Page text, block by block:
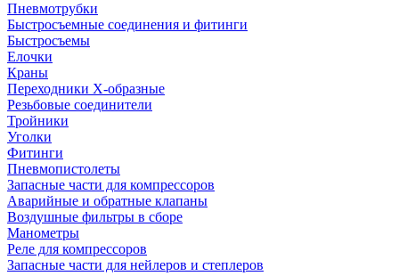
Пневмотрубки
Быстросъемные соединения и фитинги
Быстросъемы
Елочки
Краны
Переходники Х-образные
Резьбовые соединители
Тройники
Уголки
Фитинги
Пневмопистолеты
Запасные части для компрессоров
Аварийные и обратные клапаны
Воздушные фильтры в сборе
Манометры
Реле для компрессоров
Запасные части для нейлеров и степлеров